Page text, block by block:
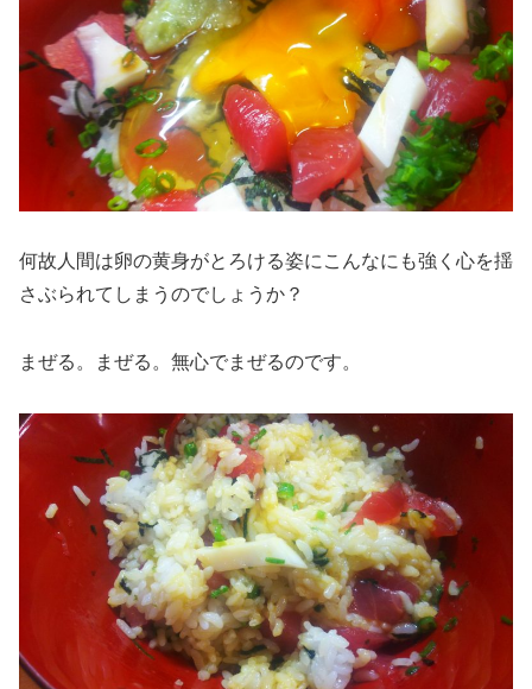
何故人間は卵の黄身がとろける姿にこんなにも強く心を揺
さぶられてしまうのでしょうか？
まぜる。まぜる。無心でまぜるのです。